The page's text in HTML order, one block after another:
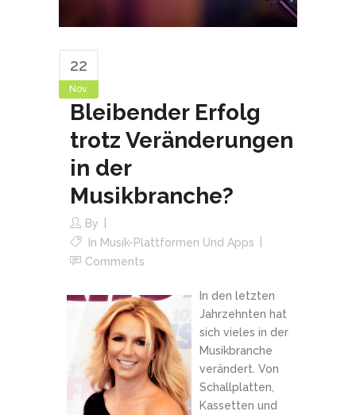
22
Nov.
Bleibender Erfolg
trotz Veränderungen
in der
Musikbranche?
By
In Musik-Plattformen Und Apps
Comments
In den letzten
Jahrzehnten hat
sich vieles in der
Musikbranche
verändert. Von
Schallplatten,
Kassetten und